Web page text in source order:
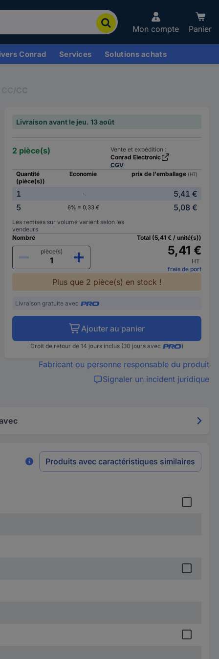
Mon compte Panier
Conrad Services Solutions achats
Livraison avant le jeu. 13 août
2 pièce(s)
Vente et expédition :
Conrad Electronic
CGV
Quantité
(pièce(s))
Economie prix de l'emballage (HT)
1 -
5,41 €
5
6% = 0,33 € 5,08 €
Les remises sur volume varient selon les
vendeurs
Nombre
pièce(s)
Total (5,41 € / unité(s))
5,41 €
HT
frais de port
Plus que 2 pièce(s) en stock !
Livraison gratuite avec
Ajouter au panier
Droit de retour de 14 jours inclus (30 jours avec )
Fabricant ou personne responsable du produit
Signaler un incident juridique
Produits avec caractéristiques similaires